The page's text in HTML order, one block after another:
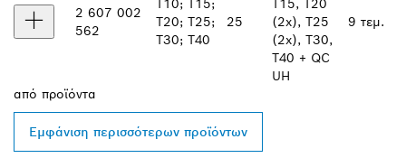
2 607 002
562
T10; T15;
T20; T25;
T30; T40
25
T15, T20
(2x), T25
(2x), T30,
T40 + QC
UH
9 τεμ.
από προϊόντα
Εμφάνιση περισσότερων προϊόντων